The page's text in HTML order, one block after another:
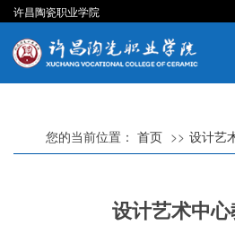
许昌陶瓷职业学院
您的当前位置： 首页 设计艺
设计艺术中